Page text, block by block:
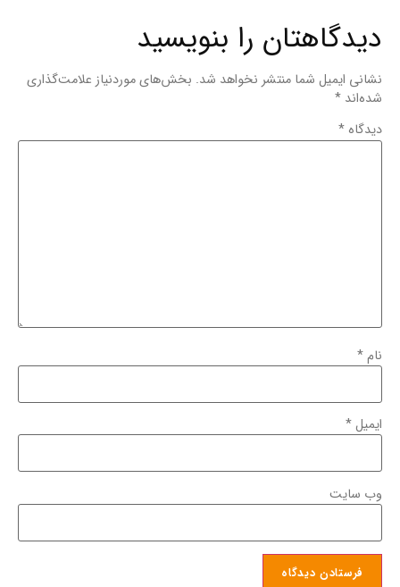
دیدگاهتان را بنویسید
نشانی ایمیل شما منتشر نخواهد شد. بخش‌های موردنیاز علامت‌گذاری
شده‌اند *
دیدگاه *
نام*
ایمیل*
وب‌ سایت